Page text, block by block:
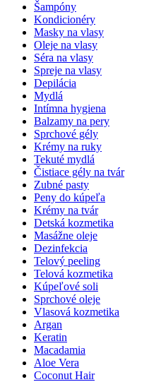
Šampóny
Kondicionéry
Masky na vlasy
Oleje na vlasy
Séra na vlasy
Spreje na vlasy
Depilácia
Mydlá
Intímna hygiena
Balzamy na pery
Sprchové gély
Krémy na ruky
Tekuté mydlá
Čistiace gély na tvár
Zubné pasty
Peny do kúpeľa
Krémy na tvár
Detská kozmetika
Masážne oleje
Dezinfekcia
Telový peeling
Telová kozmetika
Kúpeľové soli
Sprchové oleje
Vlasová kozmetika
Argan
Keratin
Macadamia
Aloe Vera
Coconut Hair